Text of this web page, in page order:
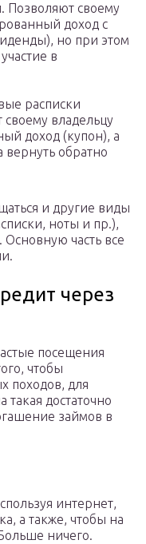
Позволяют своему
доход с
но при этом
в
расписки
владельцу
доход (купон), а
вернуть обратно
и другие виды
ноты и пр.),
часть все
через
посещения
чтобы
походов, для
достаточно
займов в
интернет,
а также, чтобы на
ничего.